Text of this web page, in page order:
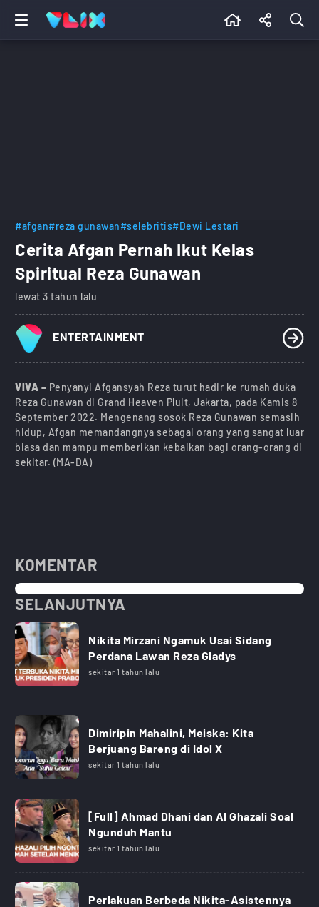
#afgan#reza gunawan#selebritis#Dewi Lestari
Cerita Afgan Pernah Ikut Kelas
Spiritual Reza Gunawan
lewat 3 tahun lalu
ENTERTAINMENT
VIVA – Penyanyi Afgansyah Reza turut hadir ke rumah duka
Reza Gunawan di Grand Heaven Pluit, Jakarta, pada Kamis 8
September 2022. Mengenang sosok Reza Gunawan semasih
hidup, Afgan memandangnya sebagai orang yang sangat luar
biasa dan mampu memberikan kebaikan bagi orang-orang di
sekitar. (MA-DA)
KOMENTAR
SELANJUTNYA
Nikita Mirzani Ngamuk Usai Sidang
Perdana Lawan Reza Gladys
sekitar 1 tahun lalu
Dimiripin Mahalini, Meiska: Kita
Berjuang Bareng di Idol X
sekitar 1 tahun lalu
[Full] Ahmad Dhani dan Al Ghazali Soal
Ngunduh Mantu
sekitar 1 tahun lalu
Perlakuan Berbeda Nikita-Asistennya